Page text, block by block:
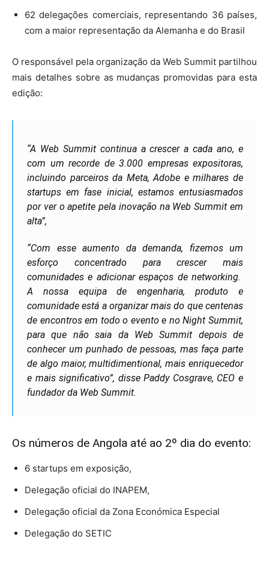
62 delegações comerciais, representando 36 países,
com a maior representação da Alemanha e do Brasil
O responsável pela organização da Web Summit partilhou
mais detalhes sobre as mudanças promovidas para esta
edição:
“A Web Summit continua a crescer a cada ano, e
com um recorde de 3.000 empresas expositoras,
incluindo parceiros da Meta, Adobe e milhares de
startups em fase inicial, estamos entusiasmados
por ver o apetite pela inovação na Web Summit em
alta”,
“Com esse aumento da demanda, fizemos um
esforço concentrado para crescer mais
comunidades e adicionar espaços de networking.
A nossa equipa de engenharia, produto e
comunidade está a organizar mais do que centenas
de encontros em todo o evento e no Night Summit,
para que não saia da Web Summit depois de
conhecer um punhado de pessoas, mas faça parte
de algo maior, multidimentional, mais enriquecedor
e mais significativo”, disse Paddy Cosgrave, CEO e
fundador da Web Summit.
Os números de Angola até ao 2º dia do evento:
6 startups em exposição,
Delegação oficial do INAPEM,
Delegação oficial da Zona Económica Especial
Delegação do SETIC